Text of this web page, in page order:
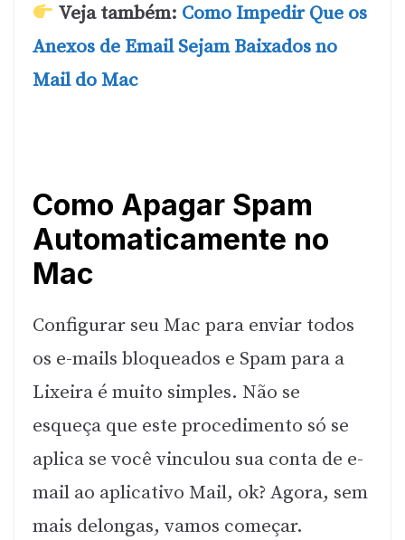
Veja também: Como Impedir Que os
Anexos de Email Sejam Baixados no
Mail do Mac
Como Apagar Spam
Automaticamente no
Mac
Configurar seu Mac para enviar todos
os e-mails bloqueados e Spam para a
Lixeira é muito simples. Não se
esqueça que este procedimento só se
aplica se você vinculou sua conta de e-
mail ao aplicativo Mail, ok? Agora, sem
mais delongas, vamos começar.